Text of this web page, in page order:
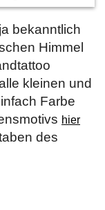
bekanntlich
Himmel
kleinen und
Farbe
hier
des